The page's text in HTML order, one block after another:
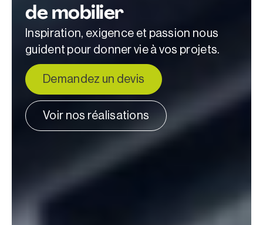
de mobilier
Inspiration, exigence et passion nous
guident pour donner vie à vos projets.
Demandez un devis
Voir nos réalisations